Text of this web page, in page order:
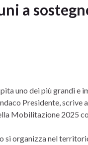
a
uno dei più grandi
Presidente,
Mobilitazione 2025
organizza nel